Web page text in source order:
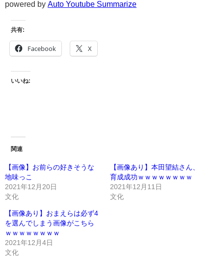
powered by Auto Youtube Summarize
共有:
Facebook X
いいね:
関連
【画像】お前らの好きそうな
地味っこ
2021年12月20日
文化
【画像あり】本田望結さん、
育成成功ｗｗｗｗｗｗｗｗ
2021年12月11日
文化
【画像あり】おまえらは必ず4
を選んでしまう画像がこちら
ｗｗｗｗｗｗｗｗ
2021年12月4日
文化